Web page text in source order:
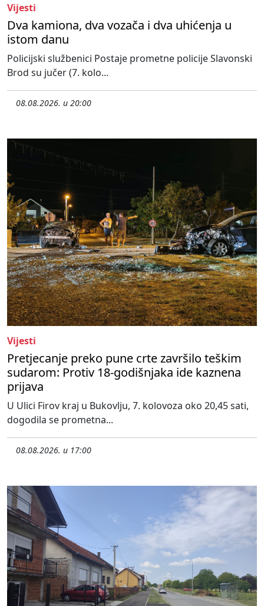
Vijesti
Dva kamiona, dva vozača i dva uhićenja u
istom danu
Policijski službenici Postaje prometne policije Slavonski
Brod su jučer (7. kolo...
08.08.2026. u 20:00
Vijesti
Pretjecanje preko pune crte završilo teškim
sudarom: Protiv 18-godišnjaka ide kaznena
prijava
U Ulici Firov kraj u Bukovlju, 7. kolovoza oko 20,45 sati,
dogodila se prometna...
08.08.2026. u 17:00